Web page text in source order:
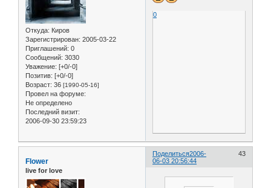
Откуда: Киров
Зарегистрирован: 2005-03-22
Приглашений: 0
Сообщений: 3030
Уважение: [+0/-0]
Позитив: [+0/-0]
Возраст: 36 [1990-05-16]
Провел на форуме:
Не определено
Последний визит:
2006-09-30 23:59:23
0
Поделиться 43
2006-
06-03 20:56:44
Flower
live for love